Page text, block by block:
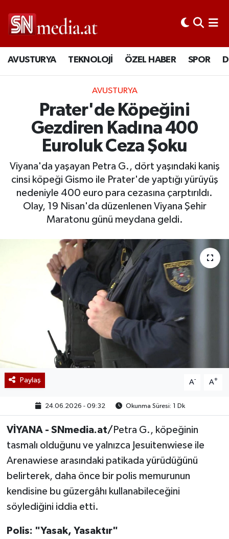
AVUSTURYA TEKNOLOJİ ÖZEL HABER SPOR
AVUSTURYA
Prater'de Köpeğini
Gezdiren Kadına 400
Euroluk Ceza Şoku
Viyana'da yaşayan Petra G., dört yaşındaki kaniş
cinsi köpeği Gismo ile Prater'de yaptığı yürüyüş
nedeniyle 400 euro para cezasına çarptırıldı.
Olay, 19 Nisan'da düzenlenen Viyana Şehir
Maratonu günü meydana geldi.
Paylaş A- A+
24.06.2026 - 09:32 Okunma Süresi: 1 Dk
VİYANA - SNmedia.at/ Petra G., köpeğinin
tasmalı olduğunu ve yalnızca Jesuitenwiese ile
Arenawiese arasındaki patikada yürüdüğünü
belirterek, daha önce bir polis memurunun
kendisine bu güzergâhı kullanabileceğini
söylediğini iddia etti.
Polis: "Yasak, Yasaktır"